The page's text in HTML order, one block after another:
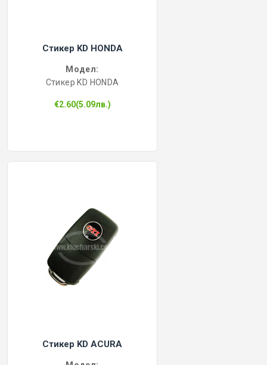
Стикер KD HONDA
Модел:
Стикер KD HONDA
€2.60(5.09лв.)
Стикер KD ACURA